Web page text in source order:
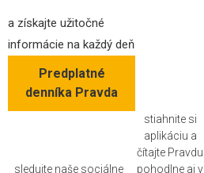
a získajte užitočné
informácie na každý deň
Predplatné
denníka Pravda
sledujte naše sociálne
stiahnite si
aplikáciu a
čítajte Pravdu
pohodlne aj v